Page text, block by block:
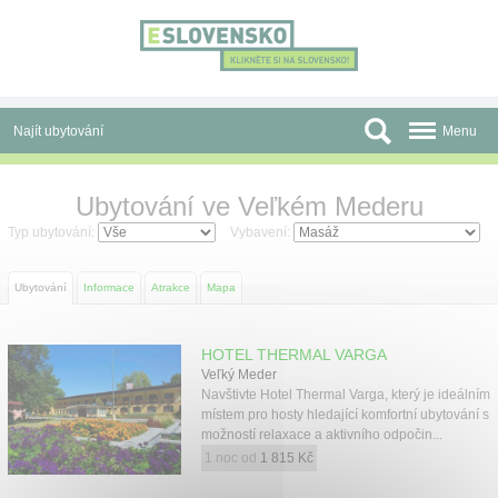
Najít ubytování
Slevy a Last Minute
Před cestou
Atrakce
O nás
Menu
Ubytování ve Veľkém Mederu
Typ ubytování: Vybavení:
Ubytování Informace Atrakce Mapa
HOTEL THERMAL VARGA
Veľký Meder
Navštivte Hotel Thermal Varga, který je ideálním
místem pro hosty hledající komfortní ubytování s
možností relaxace a aktivního odpočin...
1 noc od 1 815 Kč